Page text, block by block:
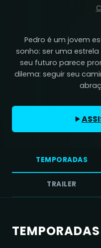
Pedro é um jovem
sonho: ser uma
seu futuro parece
dilema: seguir seu
TEMPORADAS
TRAILER
TEMPORADAS